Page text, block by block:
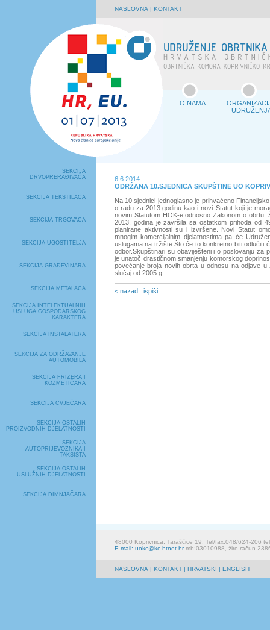
NASLOVNA | KONTAKT
O NAMA
SEKCIJA
DRVOPRERAĐIVAČA
SEKCIJA TEKSTILACA
SEKCIJA TRGOVACA
SEKCIJA UGOSTITELJA
SEKCIJA GRAĐEVINARA
SEKCIJA METALACA
SEKCIJA INTELEKTUALNIH
USLUGA GOSPODARSKOG
KARAKTERA
SEKCIJA INSTALATERA
SEKCIJA ZA ODRŽAVANJE
AUTOMOBILA
SEKCIJA FRIZERA I
KOZMETIČARA
SEKCIJA CVJEĆARA
SEKCIJA OSTALIH
PROIZVODNIH DJELATNOSTI
SEKCIJA
AUTOPRIJEVOZNIKA I
TAKSISTA
SEKCIJA OSTALIH
USLUŽNIH DJELATNOSTI
SEKCIJA DIMNJAČARA
6.6.2014.
ODRŽANA 10.SJEDNICA SKUPŠTINE UO
Na 10.sjednici jednoglasno je prihvaćeno
o radu za 2013.godinu kao i novi Statut koji je
novim Statutom HOK-e odnosno Zakonom o obrtu.
2013. godina je završila sa ostatkom prihoda od
planirane aktivnosti su i izvršene. Novi Statut
mnogim komercijalnim djelatnostima pa će
uslugama na tržište.Što će to konkretno biti odlučiti
odbor.Skupštinari su obaviješteni i o poslovanju za
je unatoč drastičnom smanjenju komorskog
povećanje broja novih obrta u odnosu na odjave u
slučaj od 2005.g.
< nazad ispiši
48000 Koprivnica, Taraščice 19, Tel/fax:048/624-206
E-mail: uokc@kc.htnet.hrmb:03010988, žiro račun
NASLOVNA | KONTAKT | HRVATSKI | ENGLISH